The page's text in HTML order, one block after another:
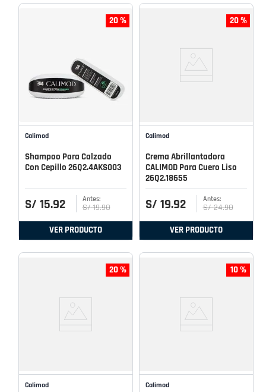
20 %
Calimod
Shampoo Para Calzado
Con Cepillo 26Q2.4AKS003
S/ 15.92 S/ 19.90
VER PRODUCTO
20 %
Calimod
Crema Abrillantadora
CALIMOD Para Cuero Liso
26Q2.18655
S/ 19.92 S/ 24.90
VER PRODUCTO
20 %
Calimod
10 %
Calimod